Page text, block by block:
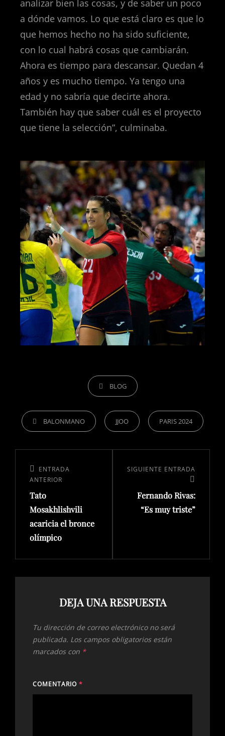
analizar bien las cosas, y de saber un poco
a dónde vamos. Lo que está claro es que lo
que hemos hecho no ha sido suficiente,
con lo cual habrá cosas que cambiarán.
Ahora es tiempo para descansar. Quedan 4
años y es mucho tiempo. Ya tengo una
edad y no sabría que decirte ahora.
También hay que saber cuál es el proyecto
que tiene la selección”, culminaba.
BLOG
BALONMANO JJOO PARIS 2024
ENTRADA
ANTERIOR
Tato
Mosakhlishvili
acaricia el bronce
olímpico
SIGUIENTE ENTRADA
Fernando Rivas:
“Es muy triste”
DEJA UNA RESPUESTA
Tu dirección de correo electrónico no será
publicada. Los campos obligatorios están
marcados con *
COMENTARIO *